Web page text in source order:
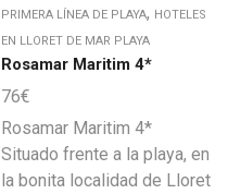
PRIMERA LÍNEA DE PLAYA, HOTELES
EN LLORET DE MAR PLAYA
Rosamar Maritim 4*
76€
Rosamar Maritim 4*
Situado frente a la playa, en
la bonita localidad de Lloret